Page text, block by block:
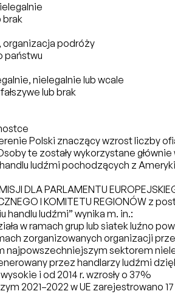
brak
organizacja podróży
państwu
nielegalnie lub wcale
lub brak
Polski znaczący wzrost liczby
te zostały wykorzystane
ludźmi pochodzących z
DLA PARLAMENTU
I KOMITETU REGIONÓW z
handlu ludźmi” wynika m. in.:
w ramach grup lub siatek luźno
zorganizowanych organizacji
najpowszechniejszym sektorem
przez handlarzy ludźmi
i od 2014 r. wzrosły o 37%
2021–2022 w UE zarejestrowano